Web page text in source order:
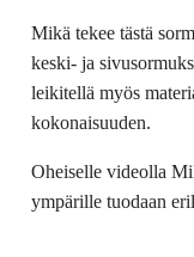
Mikä tekee tästä
keski- ja
leikitellä myös
kokonaisuuden.
Oheiselle videolla
ympärille tuodaan